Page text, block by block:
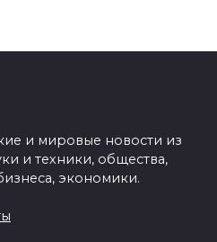
и мировые новости из
и техники, общества,
экономики.